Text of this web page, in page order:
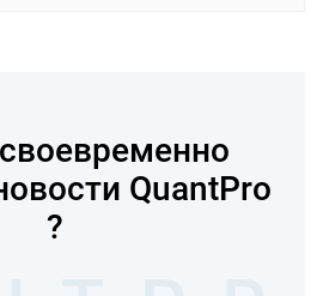
QuantPro
?